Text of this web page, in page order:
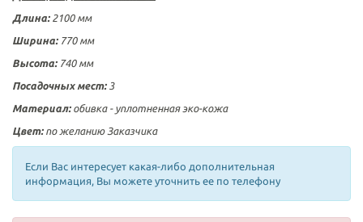
Длина:2100 мм
Ширина:770 мм
Высота: 740 мм
Посадочных мест:3
Материал: обивка - уплотненная эко-кожа
Цвет: по желанию Заказчика
Если Вас интересует какая-либо дополнительная
информация, Вы можете уточнить ее по телефону